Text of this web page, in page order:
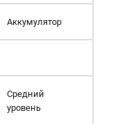
Аккумулятор
Средний
уровень